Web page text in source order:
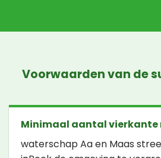
Voorwaarden van de
Minimaal aantal vierkante
waterschap Aa en Maas